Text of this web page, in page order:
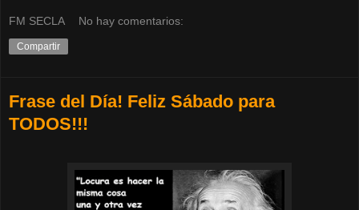
FM SECLA No hay comentarios:
Compartir
Frase del Día! Feliz Sábado para
TODOS!!!